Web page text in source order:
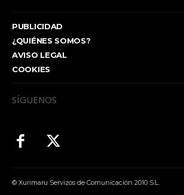
PUBLICIDAD
¿QUIÉNES SOMOS?
AVISO LEGAL
COOKIES
SÍGUENOS
© Xurimaru Servizos de Comunicación 2010 S.L.